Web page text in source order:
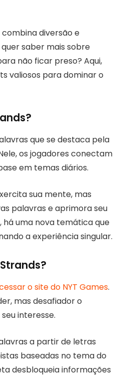
combina diversão e
saber mais sobre
não ficar preso? Aqui,
valiosos para dominar o
que se destaca pela
os jogadores conectam
em temas diários.
sua mente, mas
palavras e aprimora seu
há uma nova temática que
a experiência singular.
o site do NYT Games.
mas desafiador o
interesse.
a partir de letras
baseadas no tema do
desbloqueia informações